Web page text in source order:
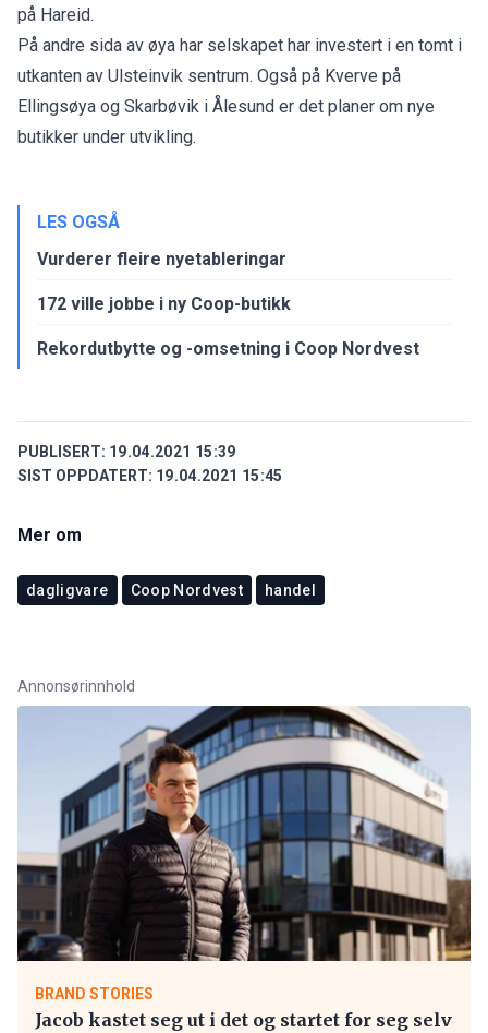
på Hareid.
På andre sida av øya har selskapet har investert i en tomt i
utkanten av Ulsteinvik sentrum. Også på Kverve på
Ellingsøya og Skarbøvik i Ålesund er det planer om nye
butikker under utvikling.
LES OGSÅ
Vurderer fleire nyetableringar
172 ville jobbe i ny Coop-butikk
Rekordutbytte og -omsetning i Coop Nordvest
PUBLISERT: 19.04.2021 15:39
SIST OPPDATERT: 19.04.2021 15:45
Mer om
dagligvare Coop Nordvest handel
Annonsørinnhold
BRAND STORIES
Jacob kastet seg ut i det og startet for seg selv